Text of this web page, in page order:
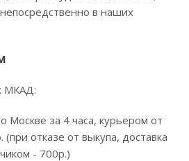
в наших
МКАД:
Москве за 4 часа, курьером от
отказе от выкупа, доставка
- 700р.)